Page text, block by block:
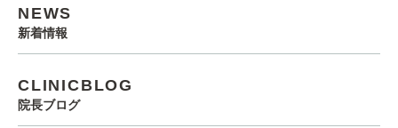
NEWS
新着情報
CLINICBLOG
院長ブログ